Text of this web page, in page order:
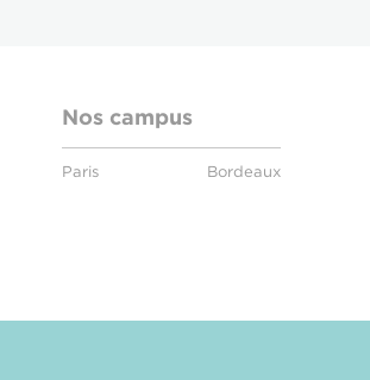
Nos campus
Paris Bordeaux